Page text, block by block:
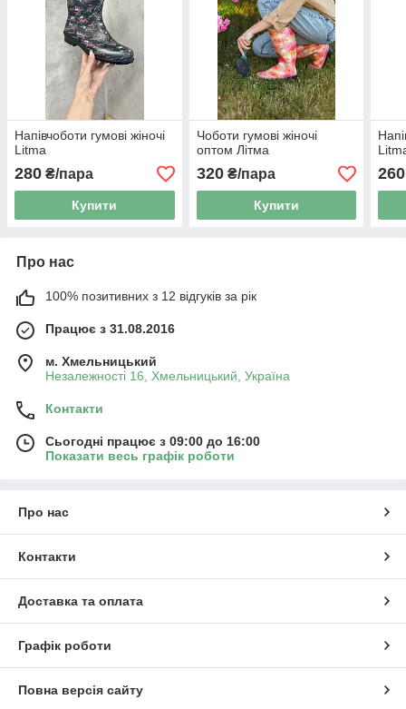
Напівчоботи гумові жіночі
Litma
280 ₴/пара
Купити
Чоботи гумові жіночі
оптом Літма
320₴/пара
Купити
260
Про нас
100% позитивних з 12 відгуків за рік
Працює з 31.08.2016
м. Хмельницький
Незалежності 16, Хмельницький, Україна
Контакти
Сьогодні працює з 09:00 до 16:00
Показати весь графік роботи
Про нас
Контакти
Доставка та оплата
Графік роботи
Повна версія сайту